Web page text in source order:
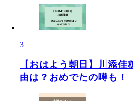
3
【おはよう朝日】川添
由は？おめでたの噂も！